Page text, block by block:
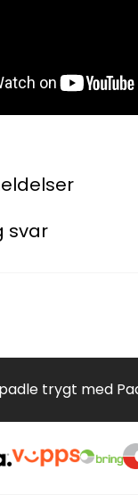
svar
trygt med